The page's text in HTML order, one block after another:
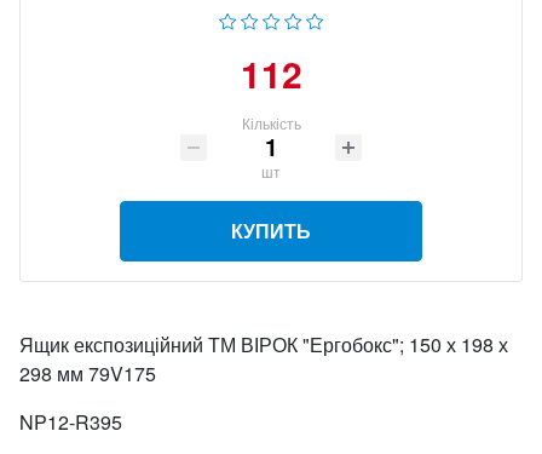
112
Кількість
шт
КУПИТЬ
Ящик експозиційний ТМ ВІРОК "Ергобокс"; 150 х 198 х
298 мм 79V175
NP12-R395